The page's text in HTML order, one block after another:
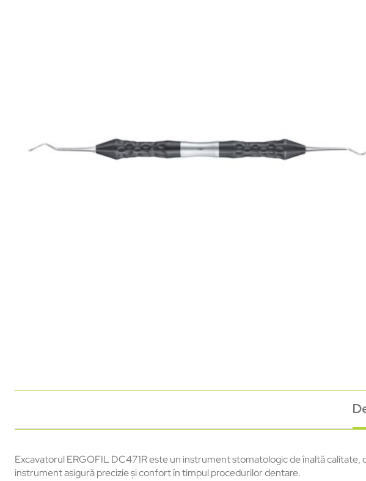
Excavatorul ERGOFIL DC471R este un instrument stomatologic de înaltă
instrument asigură precizie și confort în timpul procedurilor dentare.